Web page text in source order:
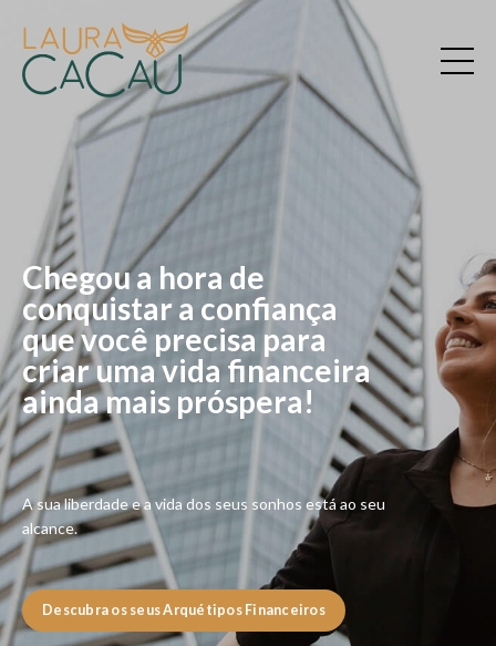
Chegou a hora de
conquistar a confiança
que você precisa para
criar uma vida financeira
ainda mais próspera!
A sua liberdade e a vida dos seus sonhos está ao seu
alcance.
Descubra os seus Arquétipos Financeiros